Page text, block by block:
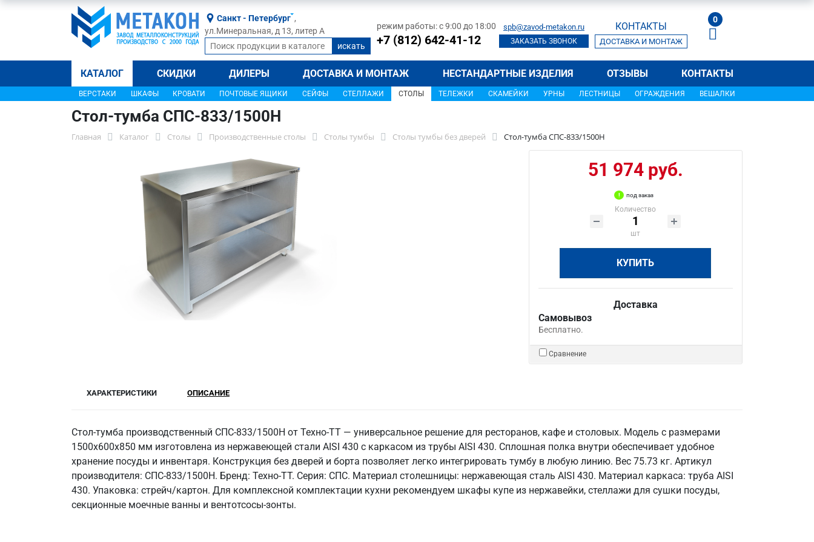
Санкт - Петербург ,
ул.Минеральная, д 13, литер А
режим работы: с 9:00 до 18:00
+7 (812) 642-41-12
spb@zavod-metakon.ru
ЗАКАЗАТЬ ЗВОНОК
КОНТАКТЫ
ДОСТАВКА И МОНТАЖ
0
КАТАЛОГ СКИДКИ ДИЛЕРЫ ДОСТАВКА И МОНТАЖ НЕСТАНДАРТНЫЕ ИЗДЕЛИЯ ОТЗЫВЫ КОНТАКТЫ
ВЕРСТАКИ ШКАФЫ КРОВАТИ ПОЧТОВЫЕ ЯЩИКИ СЕЙФЫ СТЕЛЛАЖИ СТОЛЫ ТЕЛЕЖКИ СКАМЕЙКИ УРНЫ ЛЕСТНИЦЫ ОГРАЖДЕНИЯ ВЕШАЛКИ
Стол-тумба СПС-833/1500Н
Главная Каталог Столы Производственные столы Столы тумбы Столы тумбы без дверей Стол-тумба СПС-833/1500Н
51 974 руб.
под заказ
Количество
шт
КУПИТЬ
Доставка
Самовывоз
Бесплатно.
Сравнение
ХАРАКТЕРИСТИКИ ОПИСАНИЕ
Стол-тумба производственный СПС-833/1500Н от Техно-ТТ — универсальное решение для ресторанов, кафе и столовых. Модель с размерами
1500x600x850 мм изготовлена из нержавеющей стали AISI 430 с каркасом из трубы AISI 430. Сплошная полка внутри обеспечивает удобное
хранение посуды и инвентаря. Конструкция без дверей и борта позволяет легко интегрировать тумбу в любую линию. Вес 75.73 кг. Артикул
производителя: СПС-833/1500Н. Бренд: Техно-ТТ. Серия: СПС. Материал столешницы: нержавеющая сталь AISI 430. Материал каркаса: труба AISI
430. Упаковка: стрейч/картон. Для комплексной комплектации кухни рекомендуем шкафы купе из нержавейки, стеллажи для сушки посуды,
секционные моечные ванны и вентотсосы-зонты.